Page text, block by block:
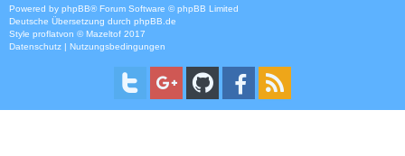
Powered by phpBB® Forum Software © phpBB Limited
Deutsche Übersetzung durch phpBB.de
Style proflatvon ©Mazeltof 2017
Datenschutz | Nutzungsbedingungen